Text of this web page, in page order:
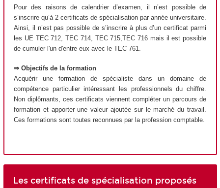
Pour des raisons de calendrier d’examen, il n’est possible de
s’inscrire qu’à 2 certificats de spécialisation par année universitaire.
Ainsi, il n’est pas possible de s’inscrire à plus d’un certificat parmi
les UE TEC 712, TEC 714, TEC 715,TEC 716 mais il est possible
de cumuler l'un d'entre eux avec le TEC 761.
⇒ Objectifs de la formation
Acquérir une formation de spécialiste dans un domaine de
compétence particulier intéressant les professionnels du chiffre.
Non diplômants, ces certificats viennent compléter un parcours de
formation et apporter une valeur ajoutée sur le marché du travail.
Ces formations sont toutes reconnues par la profession comptable.
Les certificats de spécialisation proposés